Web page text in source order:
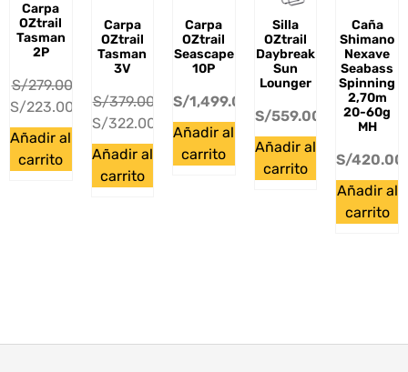
Carpa
OZtrail
Tasman
2P
S/279.00
S/223.00
Añadir al
carrito
Carpa
OZtrail
Tasman
3V
S/379.00
S/322.00
Añadir al
carrito
Carpa
OZtrail
Seascape
10P
S/1,499.00
Añadir al
carrito
Silla
OZtrail
Daybreak
Sun
Lounger
S/559.00
Añadir al
carrito
Caña
Shimano
Nexave
Seabass
Spinning
2,70m
20-60g
MH
S/420.00
Añadir al
carrito